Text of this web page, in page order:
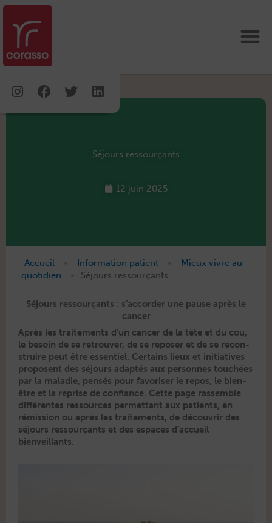
Aller
contenu
InstagramFacebook
TwitterLinkedin
Séjours ressourçants
12 juin 2025
Accueil Information patient
Mieux vivre au
quotidien
Séjours ressourçants
Séjours ressourçants : s’accorder une pause après le
cancer
Après les traite­ments d’un can­cer de la tête et du cou,
le besoin de se retrou­ver, de se repos­er et de se recon­
stru­ire peut être essen­tiel. Cer­tains lieux et ini­tia­tives
pro­posent des séjours adap­tés aux per­son­nes touchées
par la mal­adie, pen­sés pour favoris­er le repos, le bien-
être et la reprise de con­fi­ance. Cette page rassem­ble
dif­férentes ressources per­me­t­tant aux patients, en
rémis­sion ou après les traite­ments, de décou­vrir des
séjours ressourçants et des espaces d’accueil
bienveillants.